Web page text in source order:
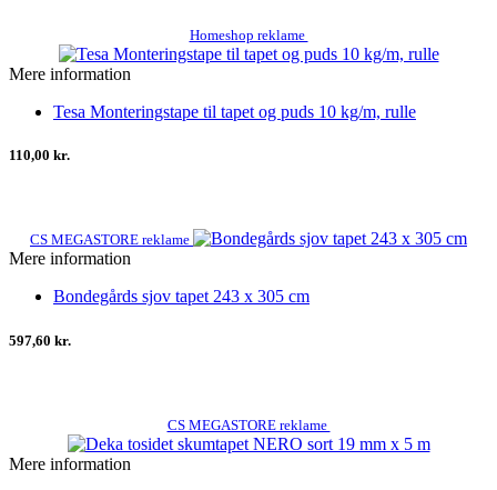
Homeshop reklame
Mere information
Tesa Monteringstape til tapet og puds 10 kg/m, rulle
110,00 kr.
CS MEGASTORE reklame
Mere information
Bondegårds sjov tapet 243 x 305 cm
597,60 kr.
CS MEGASTORE reklame
Mere information